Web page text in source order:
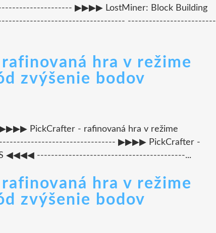
▶▶▶▶ LostMiner: Block Building
-------------------------
hra v režime
zvýšenie bodov
PickCrafter - rafinovaná hra v režime
▶▶▶▶ PickCrafter -
◀◀◀◀ ------------------------------------------...
hra v režime
zvýšenie bodov